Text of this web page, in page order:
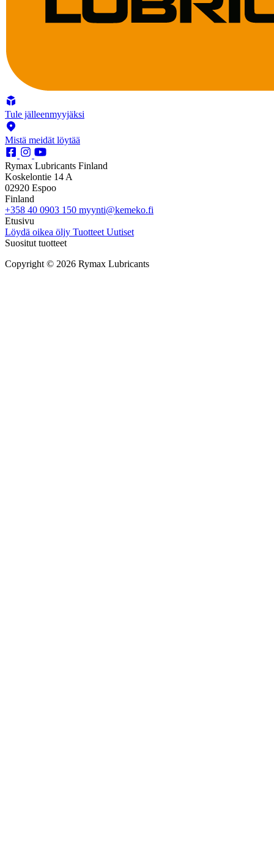
Tule jälleenmyyjäksi
Mistä meidät löytää
Rymax Lubricants Finland
Koskelontie 14 A
02920 Espoo
Finland
+358 40 0903 150 myynti@kemeko.fi
Etusivu
Löydä oikea öljy Tuotteet Uutiset
Suositut tuotteet
Copyright © 2026 Rymax Lubricants